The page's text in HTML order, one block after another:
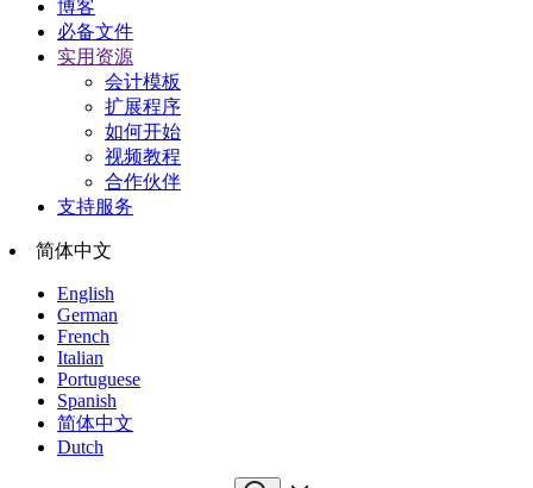
博客
必备文件
实用资源
会计模板
扩展程序
如何开始
视频教程
合作伙伴
支持服务
简体中文
English
German
French
Italian
Portuguese
Spanish
简体中文
Dutch